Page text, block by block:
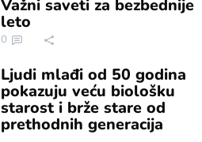
Važni saveti za bezbednije
leto
0
Ljudi mlađi od 50 godina
pokazuju veću biološku
starost i brže stare od
prethodnih generacija